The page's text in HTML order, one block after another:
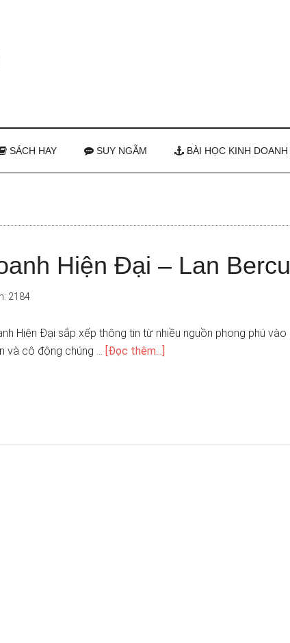
SÁCH HAY SUY NGẪM BÀI HỌC KINH DOANH
Hiện Đại – Lan Bercu
2184
Hiện Đại sắp xếp thông tin từ nhiều nguồn phong phú vào
và cô động chúng … [Đọc thêm...]